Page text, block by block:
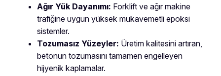
Ağır Yük Dayanımı: Forklift ve ağır makine
trafiğine uygun yüksek mukavemetli epoksi
sistemler.
Tozumasız Yüzeyler: Üretim kalitesini artıran,
betonun tozumasını tamamen engelleyen
hijyenik kaplamalar.